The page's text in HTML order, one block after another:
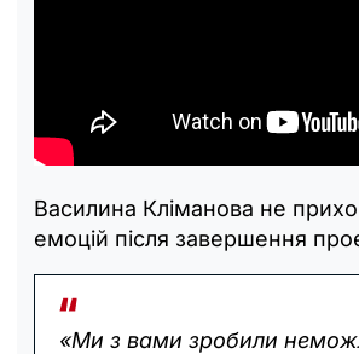
Василина Кліманова не
емоцій після завершення
«Ми з вами зробили